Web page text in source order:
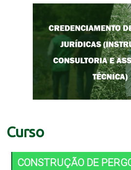
Curso
CONSTRUÇÃO DE